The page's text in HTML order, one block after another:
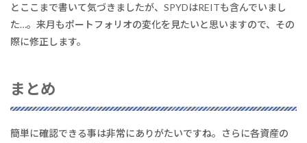
とここまで書いて気づきましたが、SPYDはREITも含んでいまし
た…。来月もポートフォリオの変化を見たいと思いますので、その
際に修正します。
まとめ
簡単に確認できる事は非常にありがたいですね。さらに各資産の